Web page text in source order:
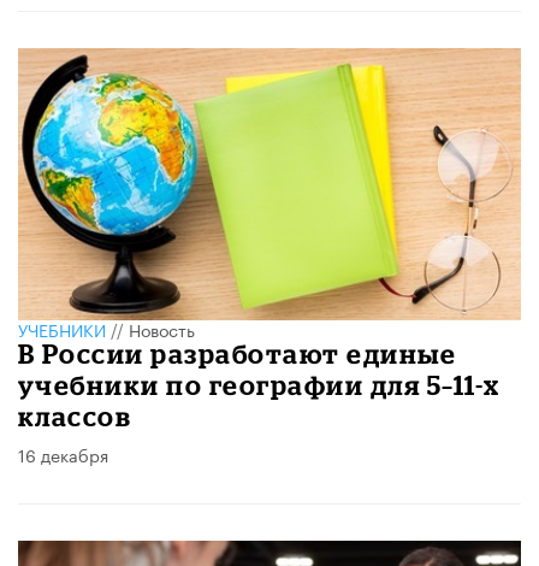
УЧЕБНИКИ//Новость
В России разработают единые
учебники по географии для 5–11-х
классов
16 декабря